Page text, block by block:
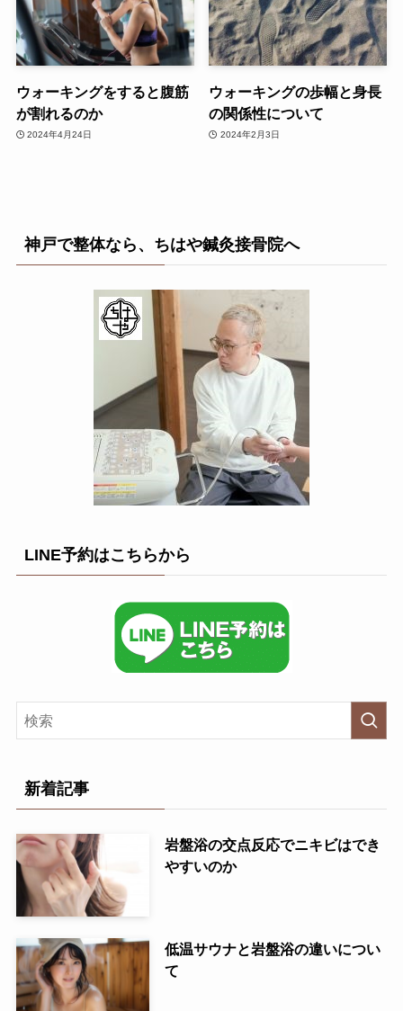
ウォーキングをすると腹筋
が割れるのか
2024年4月24日
ウォーキングの歩幅と身長
の関係性について
2024年2月3日
神戸で整体なら、ちはや鍼灸接骨院へ
LINE予約はこちらから
新着記事
岩盤浴の交点反応でニキビはでき
やすいのか
低温サウナと岩盤浴の違いについ
て